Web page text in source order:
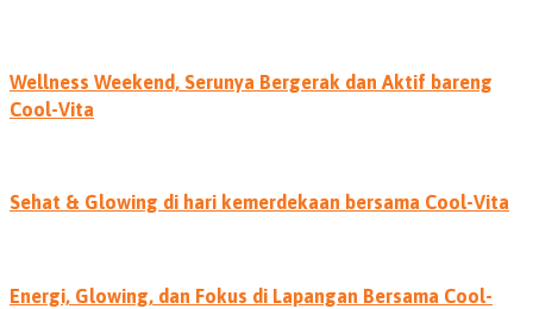
Wellness Weekend, Serunya Bergerak dan Aktif bareng
Cool-Vita
Sehat & Glowing di hari kemerdekaan bersama Cool-Vita
Energi, Glowing, dan Fokus di Lapangan Bersama Cool-